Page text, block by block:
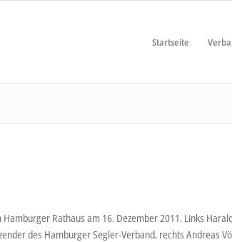
Startseite
Hamburger Rathaus am 16. Dezember 2011. Links
des Hamburger Segler-Verband, rechts Andreas